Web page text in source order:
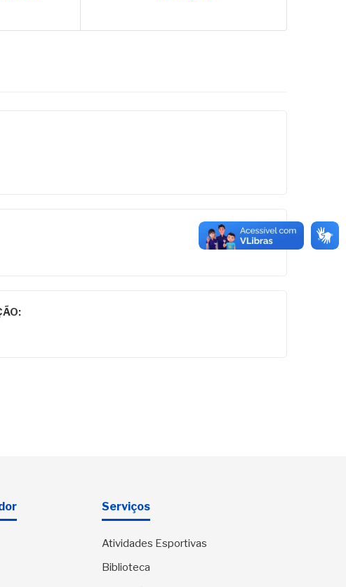
Serviços
Atividades Esportivas
Biblioteca